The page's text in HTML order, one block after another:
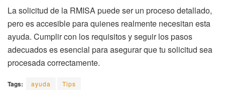
La solicitud de la RMISA puede ser un proceso detallado,
pero es accesible para quienes realmente necesitan esta
ayuda. Cumplir con los requisitos y seguir los pasos
adecuados es esencial para asegurar que tu solicitud sea
procesada correctamente.
Tags: ayuda Tips